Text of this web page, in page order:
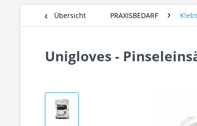
Übersicht PRAXISBEDARF
Unigloves -